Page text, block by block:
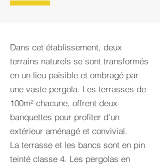
Dans cet établissement, deux
terrains naturels se sont transformés
en un lieu paisible et ombragé par
une vaste pergola. Les terrasses de
100m² chacune, offrent deux
banquettes pour profiter d'un
extérieur aménagé et convivial.
La terrasse et les bancs sont en pin
teinté classe 4. Les pergolas en